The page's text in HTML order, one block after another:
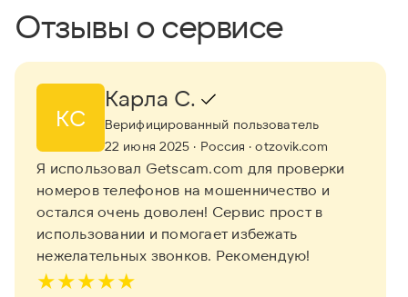
Отзывы о сервисе
КС
Карла С.
Верифицированный пользователь
22 июня 2025 · Россия · otzovik.com
Я использовал Getscam.com для проверки
номеров телефонов на мошенничество и
остался очень доволен! Сервис прост в
использовании и помогает избежать
нежелательных звонков. Рекомендую!
★★★★★